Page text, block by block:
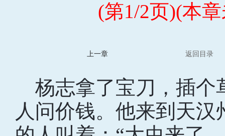
(第1/2页)(本
上一章 返回目录
杨志拿了宝刀，插个
人问价钱。他来到天